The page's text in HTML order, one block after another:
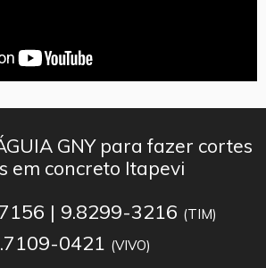
GNY para fazer cortes
em concreto Itapevi
| 9.8299-3216 (TIM)
0421 (VIVO)